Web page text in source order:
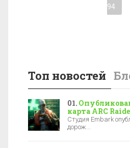
94
Топ новостей
карта ARC
новая
события
Студия Embark
дорож...